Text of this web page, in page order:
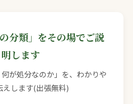
分類」をその場でご説
明します
何が処分なのか」を、わかりや
えします(出張無料)